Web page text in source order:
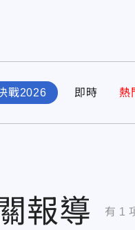
戰2026 即時 熱
報導 有 1